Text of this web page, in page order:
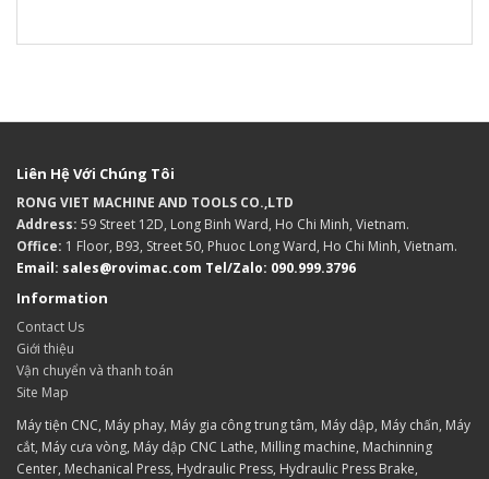
Liên Hệ Với Chúng Tôi
RONG VIET MACHINE AND TOOLS CO.,LTD
Address: 59 Street 12D, Long Binh Ward, Ho Chi Minh, Vietnam.
Office: 1 Floor, B93, Street 50, Phuoc Long Ward, Ho Chi Minh, Vietnam.
Email: sales@rovimac.com Tel/Zalo: 090.999.3796
Information
Contact Us
Giới thiệu
Vận chuyển và thanh toán
Site Map
Máy tiện CNC, Máy phay, Máy gia công trung tâm, Máy dập, Máy chấn, Máy
cắt, Máy cưa vòng, Máy dập CNC Lathe, Milling machine, Machinning
Center, Mechanical Press, Hydraulic Press, Hydraulic Press Brake,